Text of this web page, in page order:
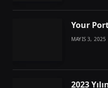
Your
MAYIS 3, 2025
2023